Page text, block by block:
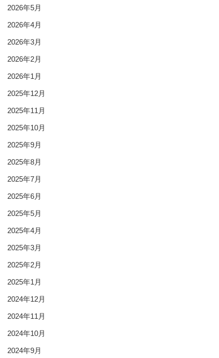
2026年5月
2026年4月
2026年3月
2026年2月
2026年1月
2025年12月
2025年11月
2025年10月
2025年9月
2025年8月
2025年7月
2025年6月
2025年5月
2025年4月
2025年3月
2025年2月
2025年1月
2024年12月
2024年11月
2024年10月
2024年9月